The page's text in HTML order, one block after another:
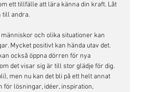
ett tillfälle att lära känna din kraft. Låt
till andra.
och olika situationer kan
Mycket positivt kan hända utav det.
också öppna dörren för nya
det visar sig är till stor glädje för dig.
men nu kan det bli på ett helt annat
för lösningar, idéer, inspiration,